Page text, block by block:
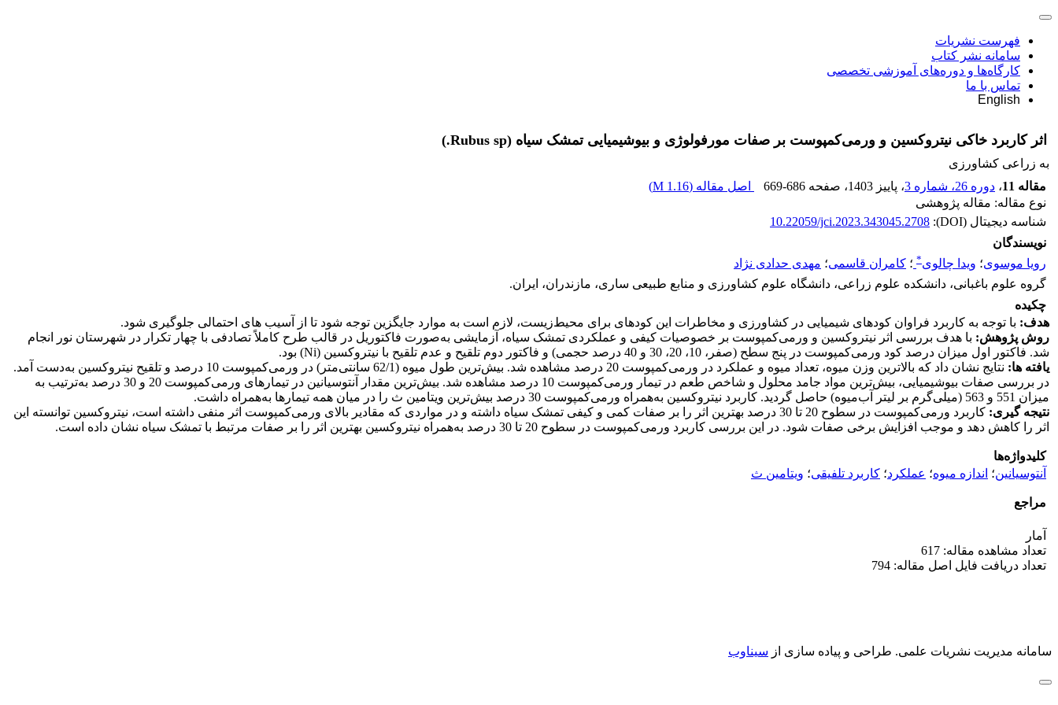
فهرست نشریات
سامانه نشر کتاب
کارگاه‌ها و دوره‌های آموزشی تخصصی
تماس با ما
English
اثر کاربرد خاکی نیتروکسین و ورمی‌کمپوست بر صفات مورفولوژی و بیوشیمیایی تمشک سیاه (Rubus sp.)
به زراعی کشاورزی
مقاله 11
، دوره 26، شماره 3 ، پاییز 1403 ، صفحه 669-686 اصل مقاله (1.16 M
)
نوع مقاله: مقاله پژوهشی
شناسه دیجیتال (DOI):
10.22059/jci.2023.343045.2708
نویسندگان
رویا موسوی؛ ویدا چالوی* ؛ کامران قاسمی؛ مهدی حدادی نژاد
گروه علوم باغبانی، دانشکده علوم زراعی، دانشگاه علوم کشاورزی و منابع طبیعی ساری، مازندران، ایران.
چکیده
هدف: با توجه به کاربرد فراوان کودهای شیمیایی در کشاورزی و مخاطرات این کودهای برای محیط‌زیست، لازم است به موارد جایگزین توجه شود تا از آسیب های احتمالی جلوگیری شود.
روش پژوهش: با هدف بررسی اثر نیتروکسین و ورمی‌کمپوست بر خصوصیات کیفی و عملکردی تمشک سیاه، آزمایشی به‌صورت فاکتوریل در قالب طرح کاملاً تصادفی با چهار تکرار در شهرستان نور انجام
شد. فاکتور اول میزان درصد کود ورمی‌کمپوست در پنج سطح (صفر، 10، 20، 30 و 40 درصد حجمی) و فاکتور دوم تلقیح و عدم تلقیح با نیتروکسین (Ni) بود.
یافته ­ها:
نتایج نشان داد که بالاترین وزن میوه، تعداد میوه و عملکرد در ورمی‌کمپوست 20 درصد مشاهده شد. بیش‌ترین طول میوه (62/1 سانتی‌متر) در ورمی‌کمپوست 10 درصد و تلقیح نیتروکسین به‌دست آمد.
در بررسی صفات بیوشیمیایی، بیش‌ترین مواد جامد محلول و شاخص طعم در تیمار ورمی‌کمپوست 10 درصد مشاهده شد. بیش‌ترین مقدار آنتوسیانین در تیمارهای ورمی‌کمپوست 20 و 30 درصد به‌ترتیب به
میزان 551 و 563 (میلی‌گرم بر لیتر آب‌میوه) حاصل گردید. کاربرد نیتروکسین به‌همراه ورمی‌کمپوست 30 درصد بیش‌ترین ویتامین ث را در میان همه تیمارها به‌همراه داشت.
نتیجه ­گیری:
کاربرد ورمی‌کمپوست در سطوح 20 تا 30 درصد بهترین اثر را بر صفات کمی و کیفی تمشک سیاه داشته و در مواردی که مقادیر بالای ورمی‌کمپوست اثر منفی داشته ‌است، نیتروکسین توانسته این
اثر را کاهش دهد و موجب افزایش برخی صفات شود. در این بررسی کاربرد ورمی‌کمپوست در سطوح 20 تا 30 درصد به‌همراه نیتروکسین بهترین اثر را بر صفات مرتبط با تمشک سیاه نشان داده ‌است.
کلیدواژه‌ها
آنتوسیانین؛ اندازه میوه؛ عملکرد؛ کاربرد تلفیقی؛ ویتامین ث
مراجع
آمار
تعداد مشاهده مقاله: 617
تعداد دریافت فایل اصل مقاله: 794
سامانه مدیریت نشریات علمی. طراحی و پیاده سازی از سیناوب